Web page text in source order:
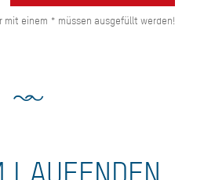
mit einem * müssen ausgefüllt werden!